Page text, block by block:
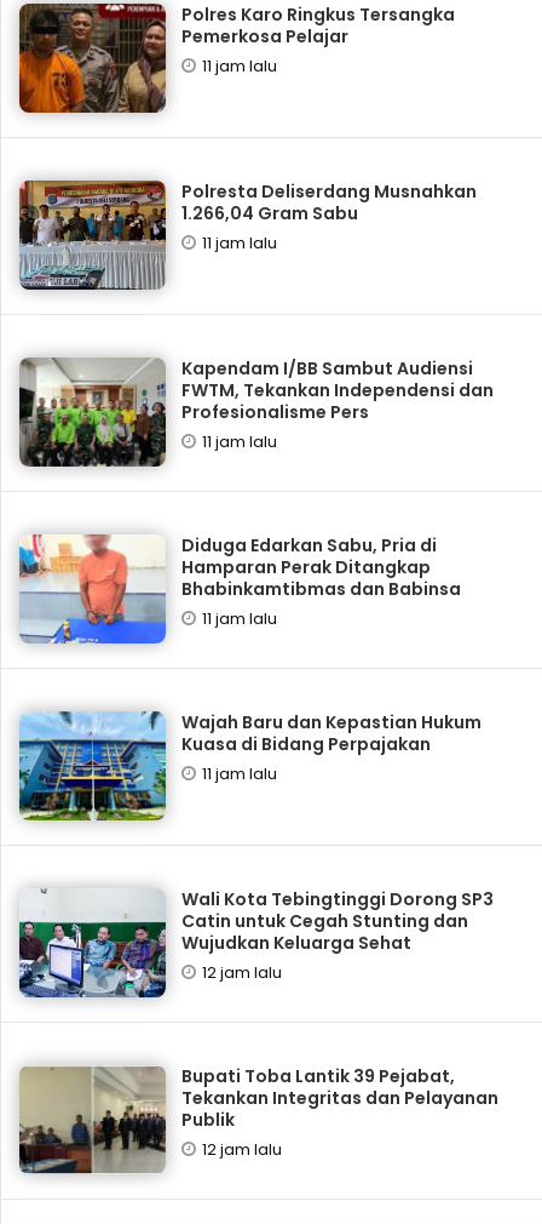
Polres Karo Ringkus Tersangka
Pemerkosa Pelajar
11 jam lalu
Polresta Deliserdang Musnahkan
1.266,04 Gram Sabu
11 jam lalu
Kapendam I/BB Sambut Audiensi
FWTM, Tekankan Independensi dan
Profesionalisme Pers
11 jam lalu
Diduga Edarkan Sabu, Pria di
Hamparan Perak Ditangkap
Bhabinkamtibmas dan Babinsa
11 jam lalu
Wajah Baru dan Kepastian Hukum
Kuasa di Bidang Perpajakan
11 jam lalu
Wali Kota Tebingtinggi Dorong SP3
Catin untuk Cegah Stunting dan
Wujudkan Keluarga Sehat
12 jam lalu
Bupati Toba Lantik 39 Pejabat,
Tekankan Integritas dan Pelayanan
Publik
12 jam lalu